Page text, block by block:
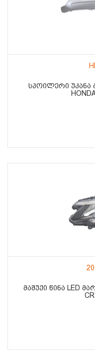
ᲡᲞᲝᲘᲚᲔᲠᲘ ᲣᲙᲐᲜᲐ
ᲛᲐᲨᲣᲥᲘ ᲬᲘᲜᲐ LED